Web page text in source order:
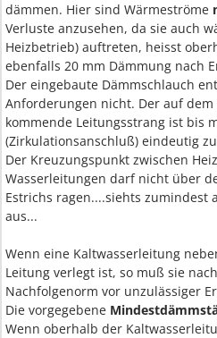
dämmen. Hier sind Wärmeströme
Verluste anzusehen, da sie auch
Heizbetrieb) auftreten, heisst
ebenfalls 20 mm Dämmung nach
Der eingebaute Dämmschlauch
Anforderungen nicht. Der auf
kommende Leitungsstrang ist bis
(Zirkulationsanschluß) eindeutig
Der Kreuzungspunkt zwischen
Wasserleitungen darf nicht über
Estrichs ragen....siehts
aus...
Wenn eine Kaltwasserleitung
Leitung verlegt ist, so muß sie
Nachfolgenorm vor unzulässiger
Die vorgegebene
Wenn oberhalb der